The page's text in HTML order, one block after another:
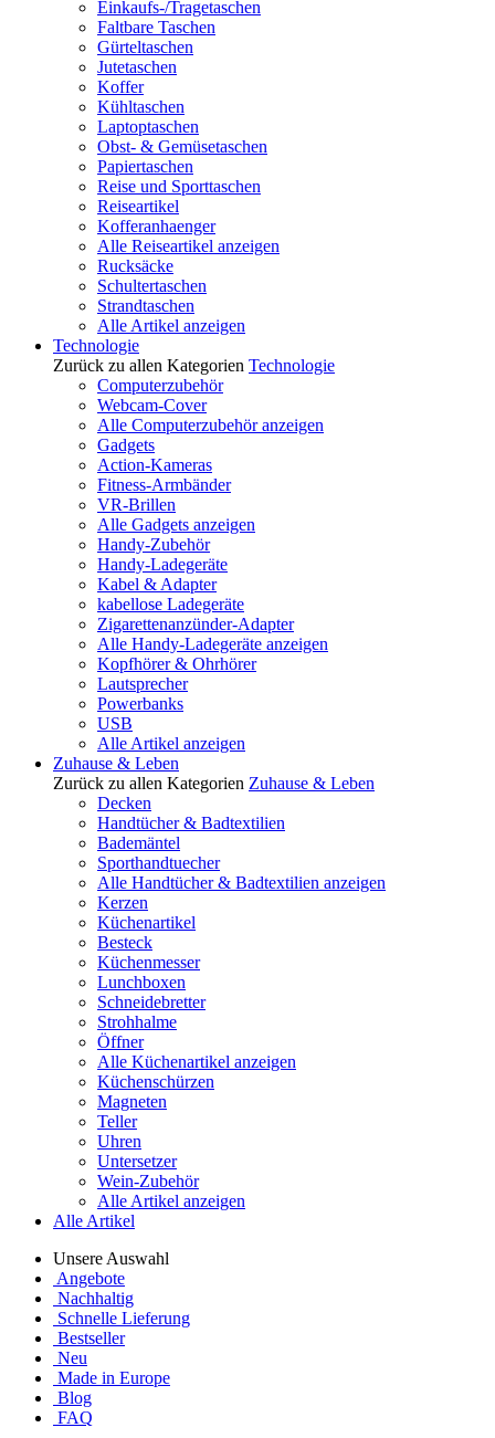
Einkaufs-/Tragetaschen
Faltbare Taschen
Gürteltaschen
Jutetaschen
Koffer
Kühltaschen
Laptoptaschen
Obst- & Gemüsetaschen
Papiertaschen
Reise und Sporttaschen
Reiseartikel
Kofferanhaenger
Alle Reiseartikel anzeigen
Rucksäcke
Schultertaschen
Strandtaschen
Alle Artikel anzeigen
Technologie
Zurück zu allen Kategorien Technologie
Computerzubehör
Webcam-Cover
Alle Computerzubehör anzeigen
Gadgets
Action-Kameras
Fitness-Armbänder
VR-Brillen
Alle Gadgets anzeigen
Handy-Zubehör
Handy-Ladegeräte
Kabel & Adapter
kabellose Ladegeräte
Zigarettenanzünder-Adapter
Alle Handy-Ladegeräte anzeigen
Kopfhörer & Ohrhörer
Lautsprecher
Powerbanks
USB
Alle Artikel anzeigen
Zuhause & Leben
Zurück zu allen Kategorien Zuhause & Leben
Decken
Handtücher & Badtextilien
Bademäntel
Sporthandtuecher
Alle Handtücher & Badtextilien anzeigen
Kerzen
Küchenartikel
Besteck
Küchenmesser
Lunchboxen
Schneidebretter
Strohhalme
Öffner
Alle Küchenartikel anzeigen
Küchenschürzen
Magneten
Teller
Uhren
Untersetzer
Wein-Zubehör
Alle Artikel anzeigen
Alle Artikel
Unsere Auswahl
Angebote
Nachhaltig
Schnelle Lieferung
Bestseller
Neu
Made in Europe
Blog
FAQ